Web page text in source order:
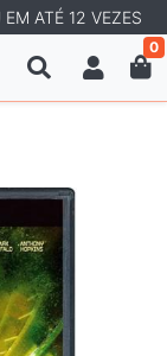
ATÉ 12 VEZES
0